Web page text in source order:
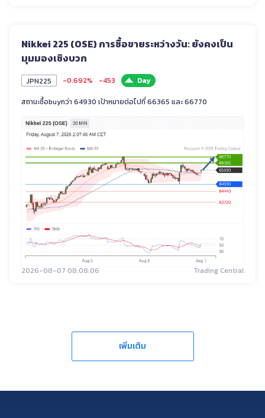
Nikkei 225 (OSE) การซื้อขายระหว่างวัน: ยังคงเป็น
มุมมองเชิงบวก
JPN225 -0.692% -453
Day
สถานะซื้อbuyกว่า 64930 เป้าหมายต่อไปที่ 66365 และ 66770
2026-08-07 08:08:06 Trading Central
เพิ่มเติม